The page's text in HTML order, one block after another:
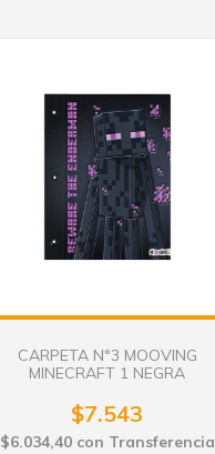
CARPETA N°3 MOOVING
MINECRAFT 1 NEGRA
$7.543
$6.034,40 con Transferencia